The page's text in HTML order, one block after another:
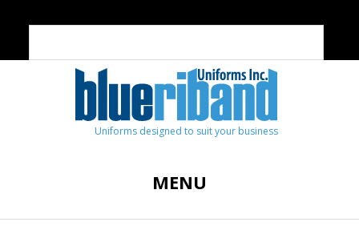
Uniforms designed to suit your business
MENU